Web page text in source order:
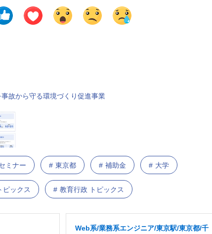
故から守る環境づくり促進事業
ミナー 東京都 補助金 大学
ピックス 教育行政 トピックス
Web系/業務系エンジニア/東京駅/東京都/千